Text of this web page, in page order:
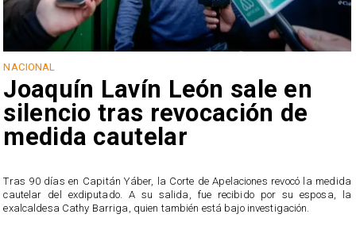
NACIONAL
Joaquín Lavín León sale en
silencio tras revocación de
medida cautelar
Tras 90 días en Capitán Yáber, la Corte de Apelaciones revocó la medida
cautelar del exdiputado. A su salida, fue recibido por su esposa, la
exalcaldesa Cathy Barriga, quien también está bajo investigación.